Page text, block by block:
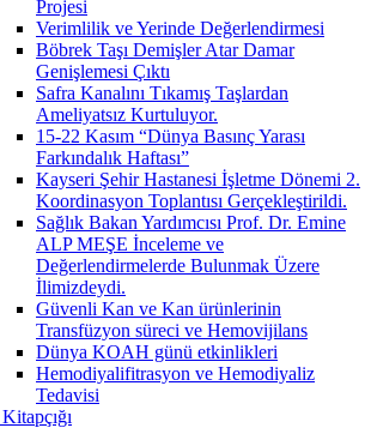
Projesi
Verimlilik ve Yerinde Değerlendirmesi
Böbrek Taşı Demişler Atar Damar
Genişlemesi Çıktı
Safra Kanalını Tıkamış Taşlardan
Ameliyatsız Kurtuluyor.
15-22 Kasım “Dünya Basınç Yarası
Farkındalık Haftası”
Kayseri Şehir Hastanesi İşletme Dönemi 2.
Koordinasyon Toplantısı Gerçekleştirildi.
Sağlık Bakan Yardımcısı Prof. Dr. Emine
ALP MEŞE İnceleme ve
Değerlendirmelerde Bulunmak Üzere
İlimizdeydi.
Güvenli Kan ve Kan ürünlerinin
Transfüzyon süreci ve Hemovijilans
Dünya KOAH günü etkinlikleri
Hemodiyalifitrasyon ve Hemodiyaliz
Tedavisi